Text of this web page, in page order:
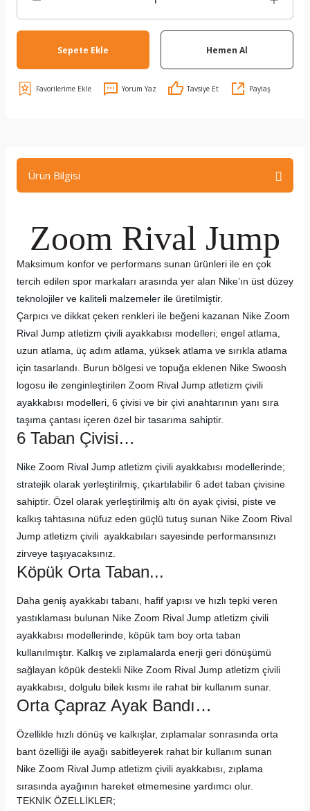
Sepete Ekle Hemen Al
Yorum Yaz Tavsiye Et Paylaş
Ürün Bilgisi
Zoom Rival Jump
Maksimum konfor ve performans sunan ürünleri ile en çok
tercih edilen spor markaları arasında yer alan Nike’ın üst düzey
teknolojiler ve kaliteli malzemeler ile üretilmiştir.
Çarpıcı ve dikkat çeken renkleri ile beğeni kazanan Nike Zoom
Rival Jump atletizm çivili ayakkabısı modelleri; engel atlama,
uzun atlama, üç adım atlama, yüksek atlama ve sırıkla atlama
için tasarlandı. Burun bölgesi ve topuğa eklenen Nike Swoosh
logosu ile zenginleştirilen Zoom Rival Jump atletizm çivili
ayakkabısı modelleri, 6 çivisi ve bir çivi anahtarının yanı sıra
taşıma çantası içeren özel bir tasarıma sahiptir.
6 Taban Çivisi…
Nike Zoom Rival Jump atletizm çivili ayakkabısı modellerinde;
stratejik olarak yerleştirilmiş, çıkartılabilir 6 adet taban çivisine
sahiptir. Özel olarak yerleştirilmiş altı ön ayak çivisi, piste ve
kalkış tahtasına nüfuz eden güçlü tutuş sunan Nike Zoom Rival
Jump atletizm çivili ayakkabıları sayesinde performansınızı
zirveye taşıyacaksınız.
Köpük Orta Taban...
Daha geniş ayakkabı tabanı, hafif yapısı ve hızlı tepki veren
yastıklaması bulunan Nike Zoom Rival Jump atletizm çivili
ayakkabısı modellerinde, köpük tam boy orta taban
kullanılmıştır. Kalkış ve zıplamalarda enerji geri dönüşümü
sağlayan köpük destekli Nike Zoom Rival Jump atletizm çivili
ayakkabısı, dolgulu bilek kısmı ile rahat bir kullanım sunar.
Orta Çapraz Ayak Bandı…
Özellikle hızlı dönüş ve kalkışlar, zıplamalar sonrasında orta
bant özelliği ile ayağı sabitleyerek rahat bir kullanım sunan
Nike Zoom Rival Jump atletizm çivili ayakkabısı, zıplama
sırasında ayağının hareket etmemesine yardımcı olur.
TEKNİK ÖZELLİKLER;